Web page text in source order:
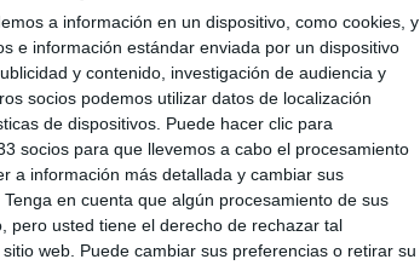
a información en un dispositivo, como cookies, y
e información estándar enviada por un dispositivo
y contenido, investigación de audiencia y
socios podemos utilizar datos de localización
de dispositivos. Puede hacer clic para
socios para que llevemos a cabo el procesamiento
a información más detallada y cambiar sus
Tenga en cuenta que algún procesamiento de sus
pero usted tiene el derecho de rechazar tal
web. Puede cambiar sus preferencias o retirar su
evolutivo en el
sin una intervención
y los materiales e
de la docente